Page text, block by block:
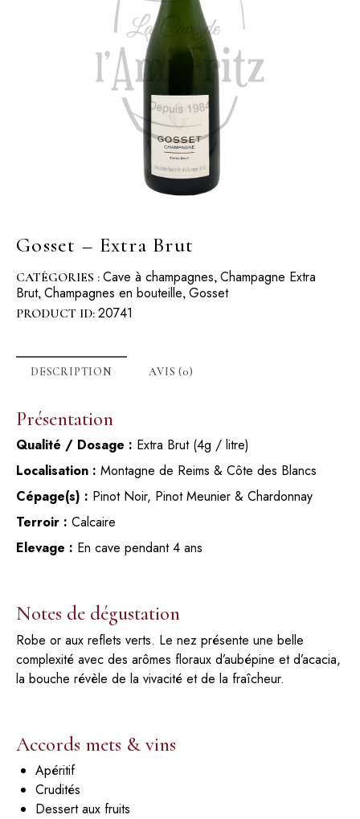
Gosset – Extra Brut
CATÉGORIES : Cave à champagnes, Champagne Extra
Brut, Champagnes en bouteille, Gosset
PRODUCT ID: 20741
DESCRIPTION AVIS (0)
Présentation
Qualité / Dosage : Extra Brut (4g / litre)
Localisation : Montagne de Reims & Côte des Blancs
Cépage(s) : Pinot Noir, Pinot Meunier & Chardonnay
Terroir : Calcaire
Elevage : En cave pendant 4 ans
Notes de dégustation
Robe or aux reflets verts. Le nez présente une belle
complexité avec des arômes floraux d’aubépine et d’acacia,
la bouche révèle de la vivacité et de la fraîcheur.
Accords mets & vins
Apéritif
Crudités
Dessert aux fruits